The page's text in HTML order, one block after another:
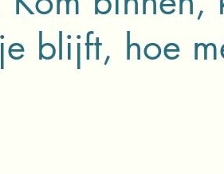
blijft, hoe